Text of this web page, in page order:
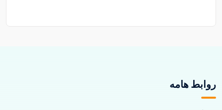
روابط هامه